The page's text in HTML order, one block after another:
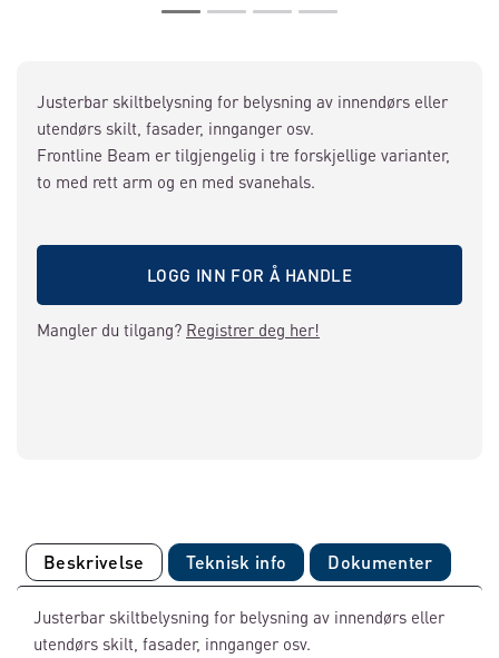
Justerbar skiltbelysning for belysning av innendørs eller
utendørs skilt, fasader, innganger osv.
Frontline Beam er tilgjengelig i tre forskjellige varianter,
to med rett arm og en med svanehals.
LOGG INN FOR Å HANDLE
Mangler du tilgang? Registrer deg her!
Beskrivelse Teknisk info Dokumenter
Justerbar skiltbelysning for belysning av innendørs eller
utendørs skilt, fasader, innganger osv.